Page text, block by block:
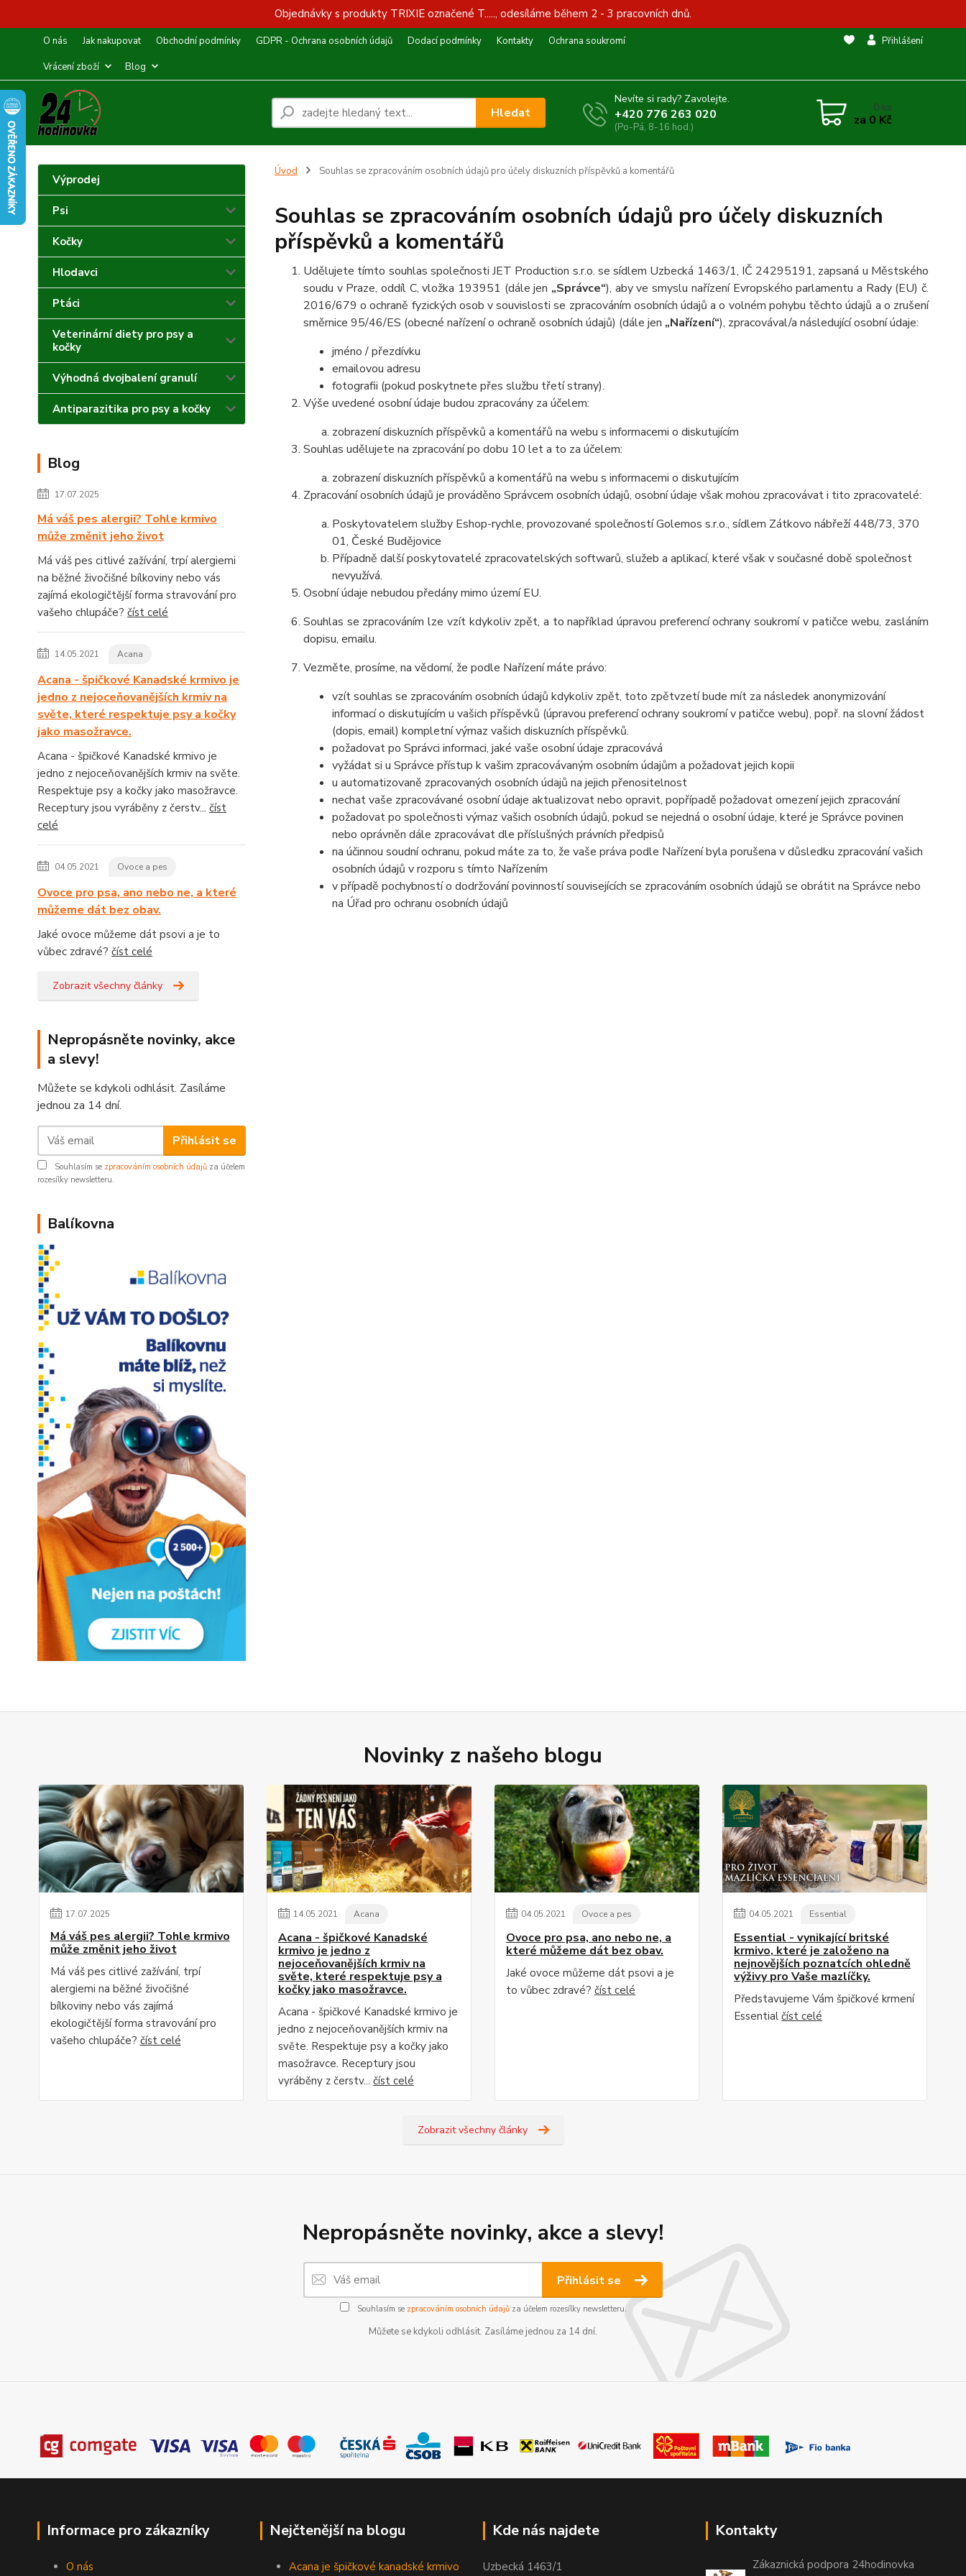
Objednávky s produkty TRIXIE označené T....., odesíláme během 2 - 3 pracovních dnů.
O nás Jak nakupovat Obchodní podmínky GDPR - Ochrana osobních údajů Dodací podmínky Kontakty
Ochrana soukromí
Vrácení zboží
Blog
Přihlášení
Hledat
Nevíte si rady? Zavolejte.
+420 776 263 020
(Po-Pá, 8-16 hod.)
0 ks
za 0 Kč
Výprodej
Psi
Kočky
Hlodavci
Ptáci
Veterinární diety pro psy a
kočky
Výhodná dvojbalení granulí
Antiparazitika pro psy a kočky
Blog
17.07.2025
Má váš pes alergii? Tohle krmivo
může změnit jeho život
Má váš pes citlivé zažívání, trpí alergiemi
na běžné živočišné bílkoviny nebo vás
zajímá ekologičtější forma stravování pro
vašeho chlupáče? číst celé
14.05.2021 Acana
Acana - špičkové Kanadské krmivo je
jedno z nejoceňovanějších krmiv na
světe, které respektuje psy a kočky
jako masožravce.
Acana - špičkové Kanadské krmivo je
jedno z nejoceňovanějších krmiv na světe.
Respektuje psy a kočky jako masožravce.
Receptury jsou vyráběny z čerstv... číst
celé
04.05.2021 Ovoce a pes
Ovoce pro psa, ano nebo ne, a které
můžeme dát bez obav.
Jaké ovoce můžeme dát psovi a je to
vůbec zdravé? číst celé
Zobrazit všechny články
Nepropásněte novinky, akce
a slevy!
Můžete se kdykoli odhlásit. Zasíláme
jednou za 14 dní.
Přihlásit se
Souhlasím se zpracováním osobních údajů za účelem
rozesílky newsletteru.
Balíkovna
Úvod Souhlas se zpracováním osobních údajů pro účely diskuzních příspěvků a komentářů
Souhlas se zpracováním osobních údajů pro účely diskuzních
příspěvků a komentářů
Udělujete tímto souhlas společnosti JET Production s.r.o. se sídlem Uzbecká 1463/1, IČ 24295191, zapsaná u Městského
soudu v Praze, oddíl C, vložka 193951 (dále jen „Správce“), aby ve smyslu nařízení Evropského parlamentu a Rady (EU) č.
2016/679 o ochraně fyzických osob v souvislosti se zpracováním osobních údajů a o volném pohybu těchto údajů a o zrušení
směrnice 95/46/ES (obecné nařízení o ochraně osobních údajů) (dále jen „Nařízení“), zpracovával/a následující osobní údaje:
jméno / přezdívku
emailovou adresu
fotografii (pokud poskytnete přes službu třetí strany).
Výše uvedené osobní údaje budou zpracovány za účelem:
zobrazení diskuzních příspěvků a komentářů na webu s informacemi o diskutujícím
Souhlas udělujete na zpracování po dobu 10 let a to za účelem:
zobrazení diskuzních příspěvků a komentářů na webu s informacemi o diskutujícím
Zpracování osobních údajů je prováděno Správcem osobních údajů, osobní údaje však mohou zpracovávat i tito zpracovatelé:
Poskytovatelem služby Eshop-rychle, provozované společností Golemos s.r.o., sídlem Zátkovo nábřeží 448/73, 370
01, České Budějovice
Případně další poskytovatelé zpracovatelských softwarů, služeb a aplikací, které však v současné době společnost
nevyužívá.
Osobní údaje nebudou předány mimo území EU.
Souhlas se zpracováním lze vzít kdykoliv zpět, a to například úpravou preferencí ochrany soukromí v patičce webu, zasláním
dopisu, emailu.
Vezměte, prosíme, na vědomí, že podle Nařízení máte právo:
vzít souhlas se zpracováním osobních údajů kdykoliv zpět, toto zpětvzetí bude mít za následek anonymizování
informací o diskutujícím u vašich příspěvků (úpravou preferencí ochrany soukromí v patičce webu), popř. na slovní žádost
(dopis, email) kompletní výmaz vašich diskuzních příspěvků.
požadovat po Správci informaci, jaké vaše osobní údaje zpracovává
vyžádat si u Správce přístup k vašim zpracovávaným osobním údajům a požadovat jejich kopii
u automatizovaně zpracovaných osobních údajů na jejich přenositelnost
nechat vaše zpracovávané osobní údaje aktualizovat nebo opravit, popřípadě požadovat omezení jejich zpracování
požadovat po společnosti výmaz vašich osobních údajů, pokud se nejedná o osobní údaje, které je Správce povinen
nebo oprávněn dále zpracovávat dle příslušných právních předpisů
na účinnou soudní ochranu, pokud máte za to, že vaše práva podle Nařízení byla porušena v důsledku zpracování vašich
osobních údajů v rozporu s tímto Nařízením
v případě pochybností o dodržování povinností souvisejících se zpracováním osobních údajů se obrátit na Správce nebo
na Úřad pro ochranu osobních údajů
Novinky z našeho blogu
17.07.2025
Má váš pes alergii? Tohle krmivo
může změnit jeho život
Má váš pes citlivé zažívání, trpí
alergiemi na běžné živočišné
bílkoviny nebo vás zajímá
ekologičtější forma stravování pro
vašeho chlupáče? číst celé
14.05.2021 Acana
Acana - špičkové Kanadské
krmivo je jedno z
nejoceňovanějších krmiv na
světe, které respektuje psy a
kočky jako masožravce.
Acana - špičkové Kanadské krmivo je
jedno z nejoceňovanějších krmiv na
světe. Respektuje psy a kočky jako
masožravce. Receptury jsou
vyráběny z čerstv... číst celé
04.05.2021 Ovoce a pes
Ovoce pro psa, ano nebo ne, a
které můžeme dát bez obav.
Jaké ovoce můžeme dát psovi a je
to vůbec zdravé? číst celé
04.05.2021 Essential
Essential - vynikající britské
krmivo, které je založeno na
nejnovějších poznatcích ohledně
výživy pro Vaše mazlíčky.
Představujeme Vám špičkové krmení
Essentialčíst celé
Zobrazit všechny články
Nepropásněte novinky, akce a slevy!
Přihlásit se
Souhlasím se zpracováním osobních údajůza účelem rozesílky newsletteru.
Můžete se kdykoli odhlásit. Zasíláme jednou za 14 dní.
Informace pro zákazníky
O nás
Nejčtenější na blogu
Acana je špičkové kanadské krmivo
Kde nás najdete
Uzbecká 1463/1
Kontakty
Zákaznická podpora 24hodinovka